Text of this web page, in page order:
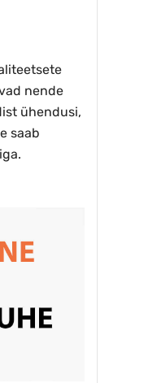
nende
ühendusi,
saab